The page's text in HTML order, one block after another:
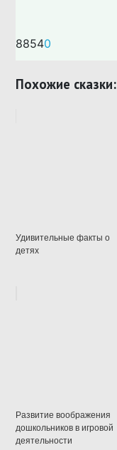
88540
Похожие сказки:
Удивительные факты о
детях
Развитие воображения
дошкольников в игровой
деятельности